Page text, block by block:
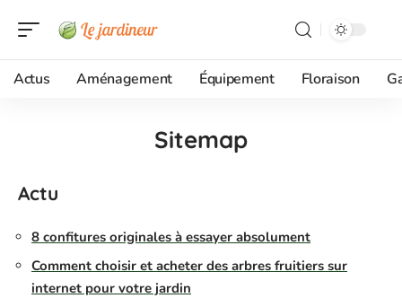
Actus Aménagement Équipement Floraison
Sitemap
Actu
8 confitures originales à essayer absolument
Comment choisir et acheter des arbres fruitiers sur
internet pour votre jardin